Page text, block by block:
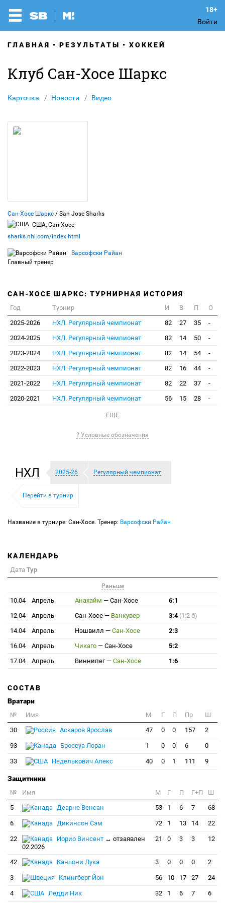
Войти
ГЛАВНАЯ РЕЗУЛЬТАТЫ ХОККЕЙ
Клуб Сан-Хосе Шаркс
Карточка Новости Видео
Сан-Хосе Шаркс / San Jose Sharks
США, Сан-Хосе
sharks.nhl.com/index.html
Варсофски Райан
Главный тренер
САН-ХОСЕ ШАРКС: ТУРНИРНАЯ ИСТОРИЯ
Год Турнир И В П
О
2025-2026
НХЛ. Регулярный чемпионат 82 27 35
-
2024-2025
НХЛ. Регулярный чемпионат 82 14 50
-
2023-2024
НХЛ. Регулярный чемпионат 82 14 54
-
2022-2023
НХЛ. Регулярный чемпионат 82 16 44
-
2021-2022
НХЛ. Регулярный чемпионат 82 22 37
-
2020-2021
НХЛ. Регулярный чемпионат 56 15 28 -
ЕЩЕ
? Условные обозначения
НХЛ 2025-26 Регулярный чемпионат
Перейти в турнир
Название в турнире: Сан-Хосе. Тренер: Варсофски Райан
КАЛЕНДАРЬ
Дата Тур
Раньше
10.04 Апрель Анахайм — Сан-Хосе
6:1
12.04
Апрель Сан-Хосе — Ванкувер 3:4 (1:2 б)
14.04
Апрель Нэшвилл — Сан-Хосе
2:3
16.04
Апрель Чикаго — Сан-Хосе
5:2
17.04
Апрель Виннипег— Сан-Хосе 1:6
СОСТАВ
Вратари
№ Имя M Г П Пр
Ш
30
Аскаров Ярослав 47 0 0 157 2
93 Броссуа Лоран 1 0 0 6 0
33 Неделькович Алекс 40 0 1 111 9
Защитники
№ Имя M Г П Г+П
Ш
5
Деарне Венсан 53 1 6 7 68
6 Дикинсон Сэм 72 1 13 14 22
22 Иорио Винсент ↔ отзаявлен
02.2026
21 0 3 3 12
42 Каньони Лука 3 0 0 0 2
3 Клингберг Йон 56 10 17 27 24
4 Ледди Ник 32 1 6 7 6